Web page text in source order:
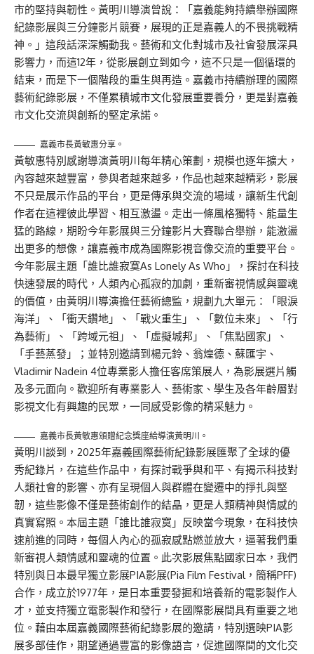
市的堅持與韌性。黃明川導演曾說：「嘉義能夠持續舉辦國際
紀錄影展與三分鐘影片競賽，展現的正是嘉義人的不畏挑戰精
神。」這段話深深觸動我。藝術和文化對城市及社會發展深具
影響力，而這12年，從影展創立到如今，這不只是一個循環的
結束，而是下一個階段的重生與再造。嘉義市持續辦理的國際
藝術紀錄影展，不僅累積城市文化發展重要養分，更是對嘉義
市文化交流與創新的堅定承諾。
嘉義市長黃敏惠分享。
黃敏惠特別感謝導演黃明川每年精心策劃，規模也逐年擴大，
內容越來越豐富，參與者越來越多，作品也越來越精彩，影展
不只是展示作品的平台，更是傳承與交流的場域，讓新生代創
作者在這裡彼此學習、相互激盪。走出一條風格獨特、能量生
猛的路線，期盼今年影展與三分鐘影片大賽聯合舉辦，能激盪
出更多的想像，讓嘉義市成為國際影視音像交流的重要平台。
今年影展主題「誰比誰寂寞As Lonely As Who」，探討在科技
快速發展的時代，人類內心孤寂的加劇，重新審視情感與靈魂
的價值，由黃明川導演擔任藝術總監，規劃九大單元：「眼淚
海洋」、「衝天鑽地」、「戰火重生」、「數位未來」、「行
為藝術」、「跨域元祖」、「虛擬城邦」、「焦點國家」、
「手藝蒸發」；並特別邀請到楊元鈴、翁煌德、蘇匯宇、
Vladimir Nadein 4位專業影人擔任客席策展人，為影展選片觸
及多元面向。歡迎所有專業影人、藝術家、學生及各年齡層對
影視文化有興趣的民眾，一同感受影像的精采魅力。
嘉義市長黃敏惠頒贈紀念獎座給導演黃明川。
黃明川談到，2025年嘉義國際藝術紀錄影展匯聚了全球的優
秀紀錄片，在這些作品中，有探討戰爭與和平、有揭示科技對
人類社會的影響、亦有呈現個人與群體在變遷中的掙扎與堅
韌，這些影像不僅是藝術創作的結晶，更是人類精神與情感的
真實寫照。本屆主題「誰比誰寂寞」反映當今現象，在科技快
速前進的同時，每個人內心的孤寂感點燃並放大，逼著我們重
新審視人類情感和靈魂的位置。此次影展焦點國家日本，我們
特別與日本最早獨立影展PIA影展(Pia Film Festival，簡稱PFF)
合作，成立於1977年，是日本重要發掘和培養新的電影製作人
才，並支持獨立電影製作和發行，在國際影展間具有重要之地
位。藉由本屆嘉義國際藝術紀錄影展的邀請，特別選映PIA影
展多部佳作，期望通過豐富的影像語言，促進國際間的文化交